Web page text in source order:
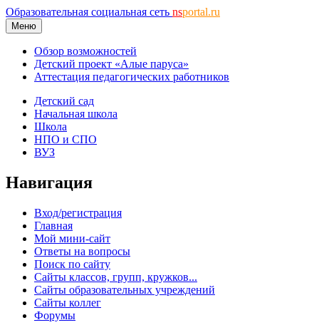
Образовательная социальная сеть nsportal.ru
Меню
Обзор возможностей
Детский проект «Алые паруса»
Аттестация педагогических работников
Детский сад
Начальная школа
Школа
НПО и СПО
ВУЗ
Навигация
Вход/регистрация
Главная
Мой мини-сайт
Ответы на вопросы
Поиск по сайту
Сайты классов, групп, кружков...
Сайты образовательных учреждений
Сайты коллег
Форумы